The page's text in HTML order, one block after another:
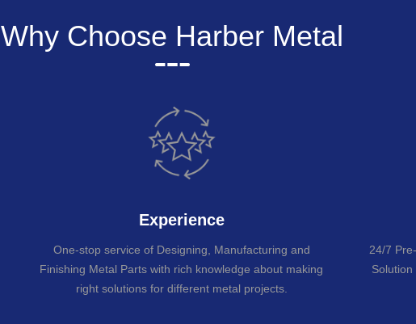
Why Choose Harber Metal
Experience
One-stop service of Designing, Manufacturing and
Finishing Metal Parts with rich knowledge about making
right solutions for different metal projects.
24/7